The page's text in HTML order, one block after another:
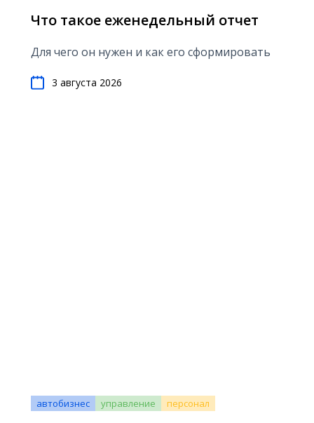
Что такое еженедельный отчет
Для чего он нужен и как его сформировать
3 августа 2026
автобизнес управление персонал